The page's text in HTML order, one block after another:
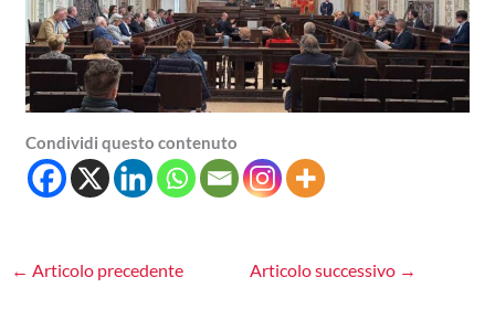
Condividi questo contenuto
← Articolo precedente Articolo successivo →